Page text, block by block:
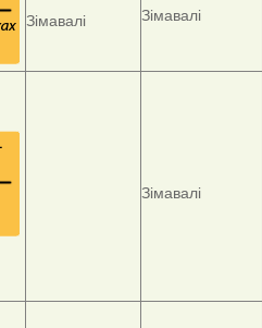
Зімавалі Зімавалі
Зімавалі